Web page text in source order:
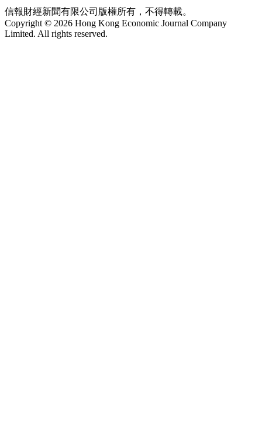
信報財經新聞有限公司版權所有，不得轉載。
Copyright © 2026 Hong Kong Economic Journal Company
Limited. All rights reserved.